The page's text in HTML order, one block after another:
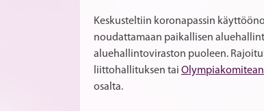
Keskusteltiin koronapassin
noudattamaan paikallisen
aluehallintoviraston puoleen.
liittohallituksen tai Olympiakomitean
osalta.